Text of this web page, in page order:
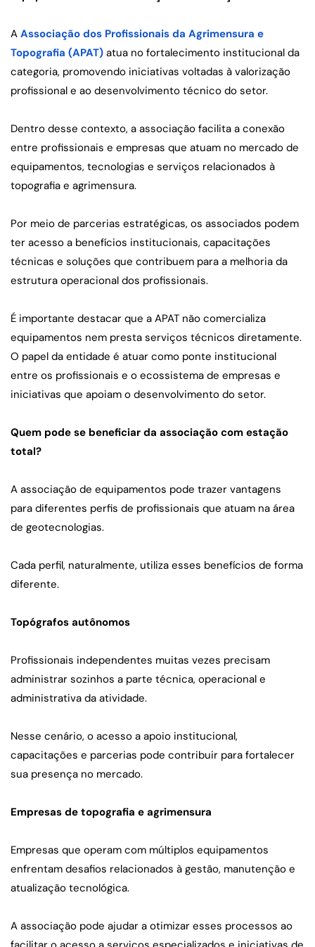
A Associação dos Profissionais da Agrimensura e
Topografia (APAT) atua no fortalecimento institucional da
categoria, promovendo iniciativas voltadas à valorização
profissional e ao desenvolvimento técnico do setor.
Dentro desse contexto, a associação facilita a conexão
entre profissionais e empresas que atuam no mercado de
equipamentos, tecnologias e serviços relacionados à
topografia e agrimensura.
Por meio de parcerias estratégicas, os associados podem
ter acesso a benefícios institucionais, capacitações
técnicas e soluções que contribuem para a melhoria da
estrutura operacional dos profissionais.
É importante destacar que a APAT não comercializa
equipamentos nem presta serviços técnicos diretamente.
O papel da entidade é atuar como ponte institucional
entre os profissionais e o ecossistema de empresas e
iniciativas que apoiam o desenvolvimento do setor.
Quem pode se beneficiar da associação com estação
total?
A associação de equipamentos pode trazer vantagens
para diferentes perfis de profissionais que atuam na área
de geotecnologias.
Cada perfil, naturalmente, utiliza esses benefícios de forma
diferente.
Topógrafos autônomos
Profissionais independentes muitas vezes precisam
administrar sozinhos a parte técnica, operacional e
administrativa da atividade.
Nesse cenário, o acesso a apoio institucional,
capacitações e parcerias pode contribuir para fortalecer
sua presença no mercado.
Empresas de topografia e agrimensura
Empresas que operam com múltiplos equipamentos
enfrentam desafios relacionados à gestão, manutenção e
atualização tecnológica.
A associação pode ajudar a otimizar esses processos ao